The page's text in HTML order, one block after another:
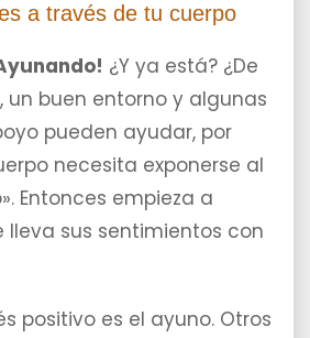
a través de tu cuerpo
¿Y ya está? ¿De
un buen entorno y algunas
pueden ayudar, por
necesita exponerse al
Entonces empieza a
lleva sus sentimientos con
positivo es el ayuno. Otros